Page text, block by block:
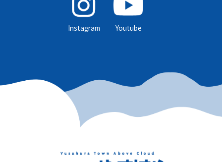
Instagram Youtube